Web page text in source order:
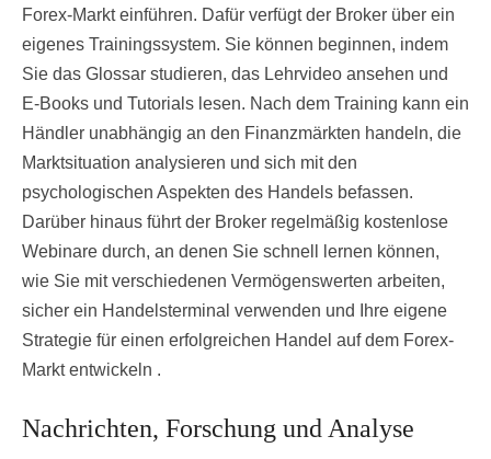
Forex-Markt einführen. Dafür verfügt der Broker über ein
eigenes Trainingssystem. Sie können beginnen, indem
Sie das Glossar studieren, das Lehrvideo ansehen und
E-Books und Tutorials lesen. Nach dem Training kann ein
Händler unabhängig an den Finanzmärkten handeln, die
Marktsituation analysieren und sich mit den
psychologischen Aspekten des Handels befassen.
Darüber hinaus führt der Broker regelmäßig kostenlose
Webinare durch, an denen Sie schnell lernen können,
wie Sie mit verschiedenen Vermögenswerten arbeiten,
sicher ein Handelsterminal verwenden und Ihre eigene
Strategie für einen erfolgreichen Handel auf dem Forex-
Markt entwickeln .
Nachrichten, Forschung und Analyse